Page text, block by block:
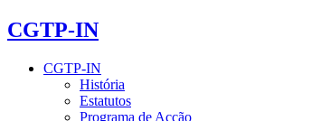
CGTP-IN
CGTP-IN
História
Estatutos
Programa de Acção